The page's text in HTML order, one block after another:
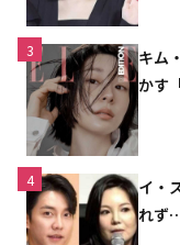
3
キム
かす
4
イ・
れず